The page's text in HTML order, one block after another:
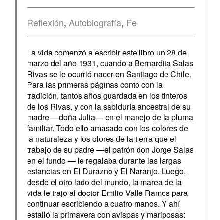
Reflexión, Autobiografía, Fe
La vida comenzó a escribir este libro un 28 de
marzo del año 1931, cuando a Bernardita Salas
Rivas se le ocurrió nacer en Santiago de Chile.
Para las primeras páginas contó con la
tradición, tantos años guardada en los tinteros
de los Rivas, y con la sabiduría ancestral de su
madre —doña Julia— en el manejo de la pluma
familiar. Todo ello amasado con los colores de
la naturaleza y los olores de la tierra que el
trabajo de su padre —el patrón don Jorge Salas
en el fundo — le regalaba durante las largas
estancias en El Durazno y El Naranjo. Luego,
desde el otro lado del mundo, la marea de la
vida le trajo al doctor Emilio Valle Ramos para
continuar escribiendo a cuatro manos. Y ahí
estalló la primavera con avispas y mariposas: